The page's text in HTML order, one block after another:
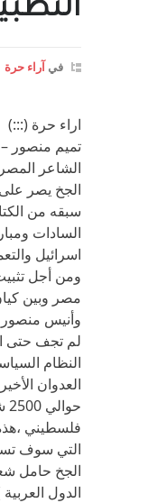
فيآراء حرة
اراء حرة (:::)
تميم منصور
الشاعر
الجخ يصر
سبقه من
السادات
اسرائيل
ومن أجل
مصر وبين
وأنيس
لم تجف حتى
النظام
العدوان
فلسطيني
التي سوف
الجخ حامل
الدول